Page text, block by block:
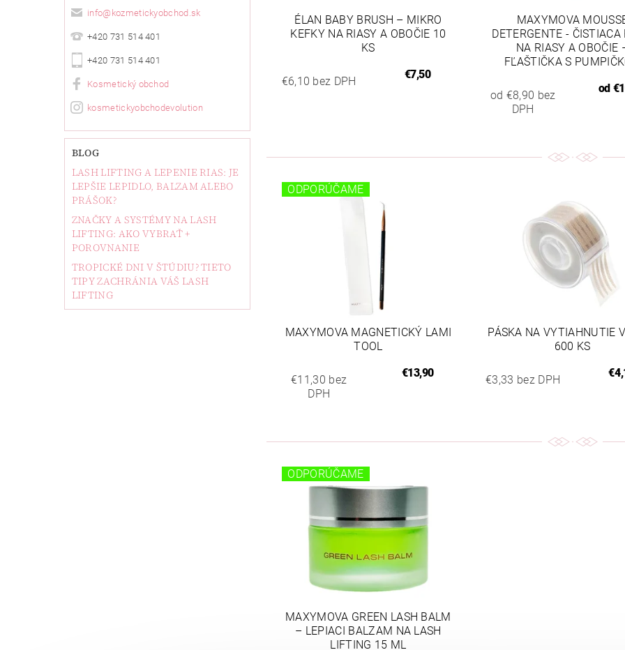
info@ kozmetickyobchod.sk
+420 731 514 401
+420 731 514 401
Kosmetický obchod
kosmetickyobchodevolution
BLOG
LASH LIFTING A LEPENIE RIAS: JE
LEPŠIE LEPIDLO, BALZAM ALEBO
PRÁŠOK?
ZNAČKY A SYSTÉMY NA LASH
LIFTING: AKO VYBRAŤ +
POROVNANIE
TROPICKÉ DNI V ŠTÚDIU? TIETO
TIPY ZACHRÁNIA VÁŠ LASH
LIFTING
ÉLAN BABY BRUSH – MIKRO
KEFKY NA RIASY A OBOČIE 10
KS
€6,10 bez DPH
€7,50
MAXYMOVA
DETERGENTE - ČISTIACA
NA RIASY A OBOČIE
FĽAŠTIČKA S
od €8,90 bez
DPH
od
ODPORÚČAME
MAXYMOVA MAGNETICKÝ LAMI
TOOL
€11,30 bez
DPH
€13,90
PÁSKA NA VYTIAHNUTIE
600 KS
€3,33 bez DPH
ODPORÚČAME
MAXYMOVA GREEN LASH BALM
– LEPIACI BALZAM NA LASH
LIFTING 15 ML